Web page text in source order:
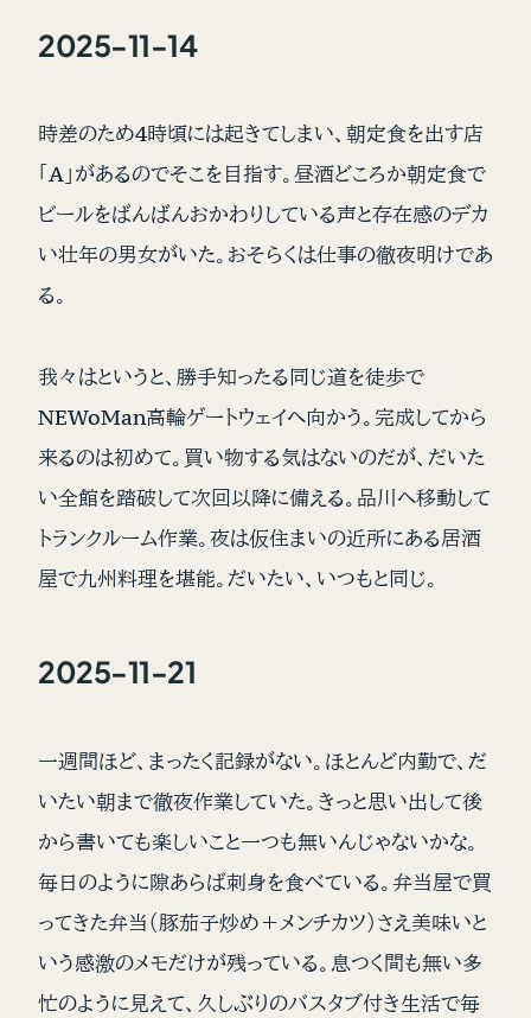
2025-11-14
時差のため4時頃には起きてしまい、朝定食を出す店
「A」があるのでそこを目指す。昼酒どころか朝定食で
ビールをばんばんおかわりしている声と存在感のデカ
い壮年の男女がいた。おそらくは仕事の徹夜明けであ
る。
我々はというと、勝手知ったる同じ道を徒歩で
NEWoMan高輪ゲートウェイへ向かう。完成してから
来るのは初めて。買い物する気はないのだが、だいた
い全館を踏破して次回以降に備える。品川へ移動して
トランクルーム作業。夜は仮住まいの近所にある居酒
屋で九州料理を堪能。だいたい、いつもと同じ。
2025-11-21
一週間ほど、まったく記録がない。ほとんど内勤で、だ
いたい朝まで徹夜作業していた。きっと思い出して後
から書いても楽しいこと一つも無いんじゃないかな。
毎日のように隙あらば刺身を食べている。弁当屋で買
ってきた弁当（豚茄子炒め＋メンチカツ）さえ美味いと
いう感激のメモだけが残っている。息つく間も無い多
忙のように見えて、久しぶりのバスタブ付き生活で毎